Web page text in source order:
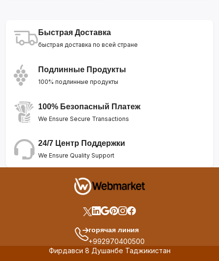
Быстрая Доставка
быстрая доставка по всей стране
Подлинные Продукты
100% подлинные продукты
100% Безопасный Платеж
We Ensure Secure Transactions
24/7 Центр Поддержки
We Ensure Quality Support
горячая линия
+992970400500
Фирдавси 8 Душанбе Таджикистан